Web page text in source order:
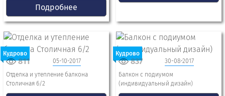
Подробнее
Кудрово
05-10-2017
811
Отделка и утепление балкона
Столичная 6/2
Кудрово
30-08-2017
837
Балкон с подиумом
(индивидуальный дизайн)